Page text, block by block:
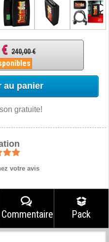
240,00 €
au panier
gratuite!
votre avis
Commentaires Pack